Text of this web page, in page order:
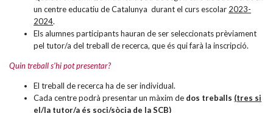
un centre educatiu de Catalunya durant el curs escolar 2023-
2024
Els alumnes participants hauran de ser seleccionats prèviament
pel tutor/a del treball de recerca, que és qui farà la inscripció.
Quin treball s’hi pot presentar?
El treball de recerca ha de ser individual.
Cada centre podrà presentar un màxim de dos treballs (tres si
el/la tutor/a és soci/sòcia de la SCB)